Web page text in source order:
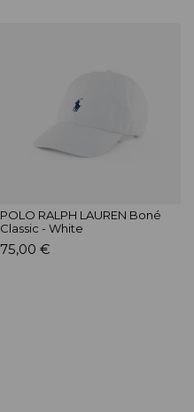
POLO RALPH LAUREN Boné
Classic - White
75,00 €